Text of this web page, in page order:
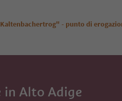
- punto di
in Alto Adige